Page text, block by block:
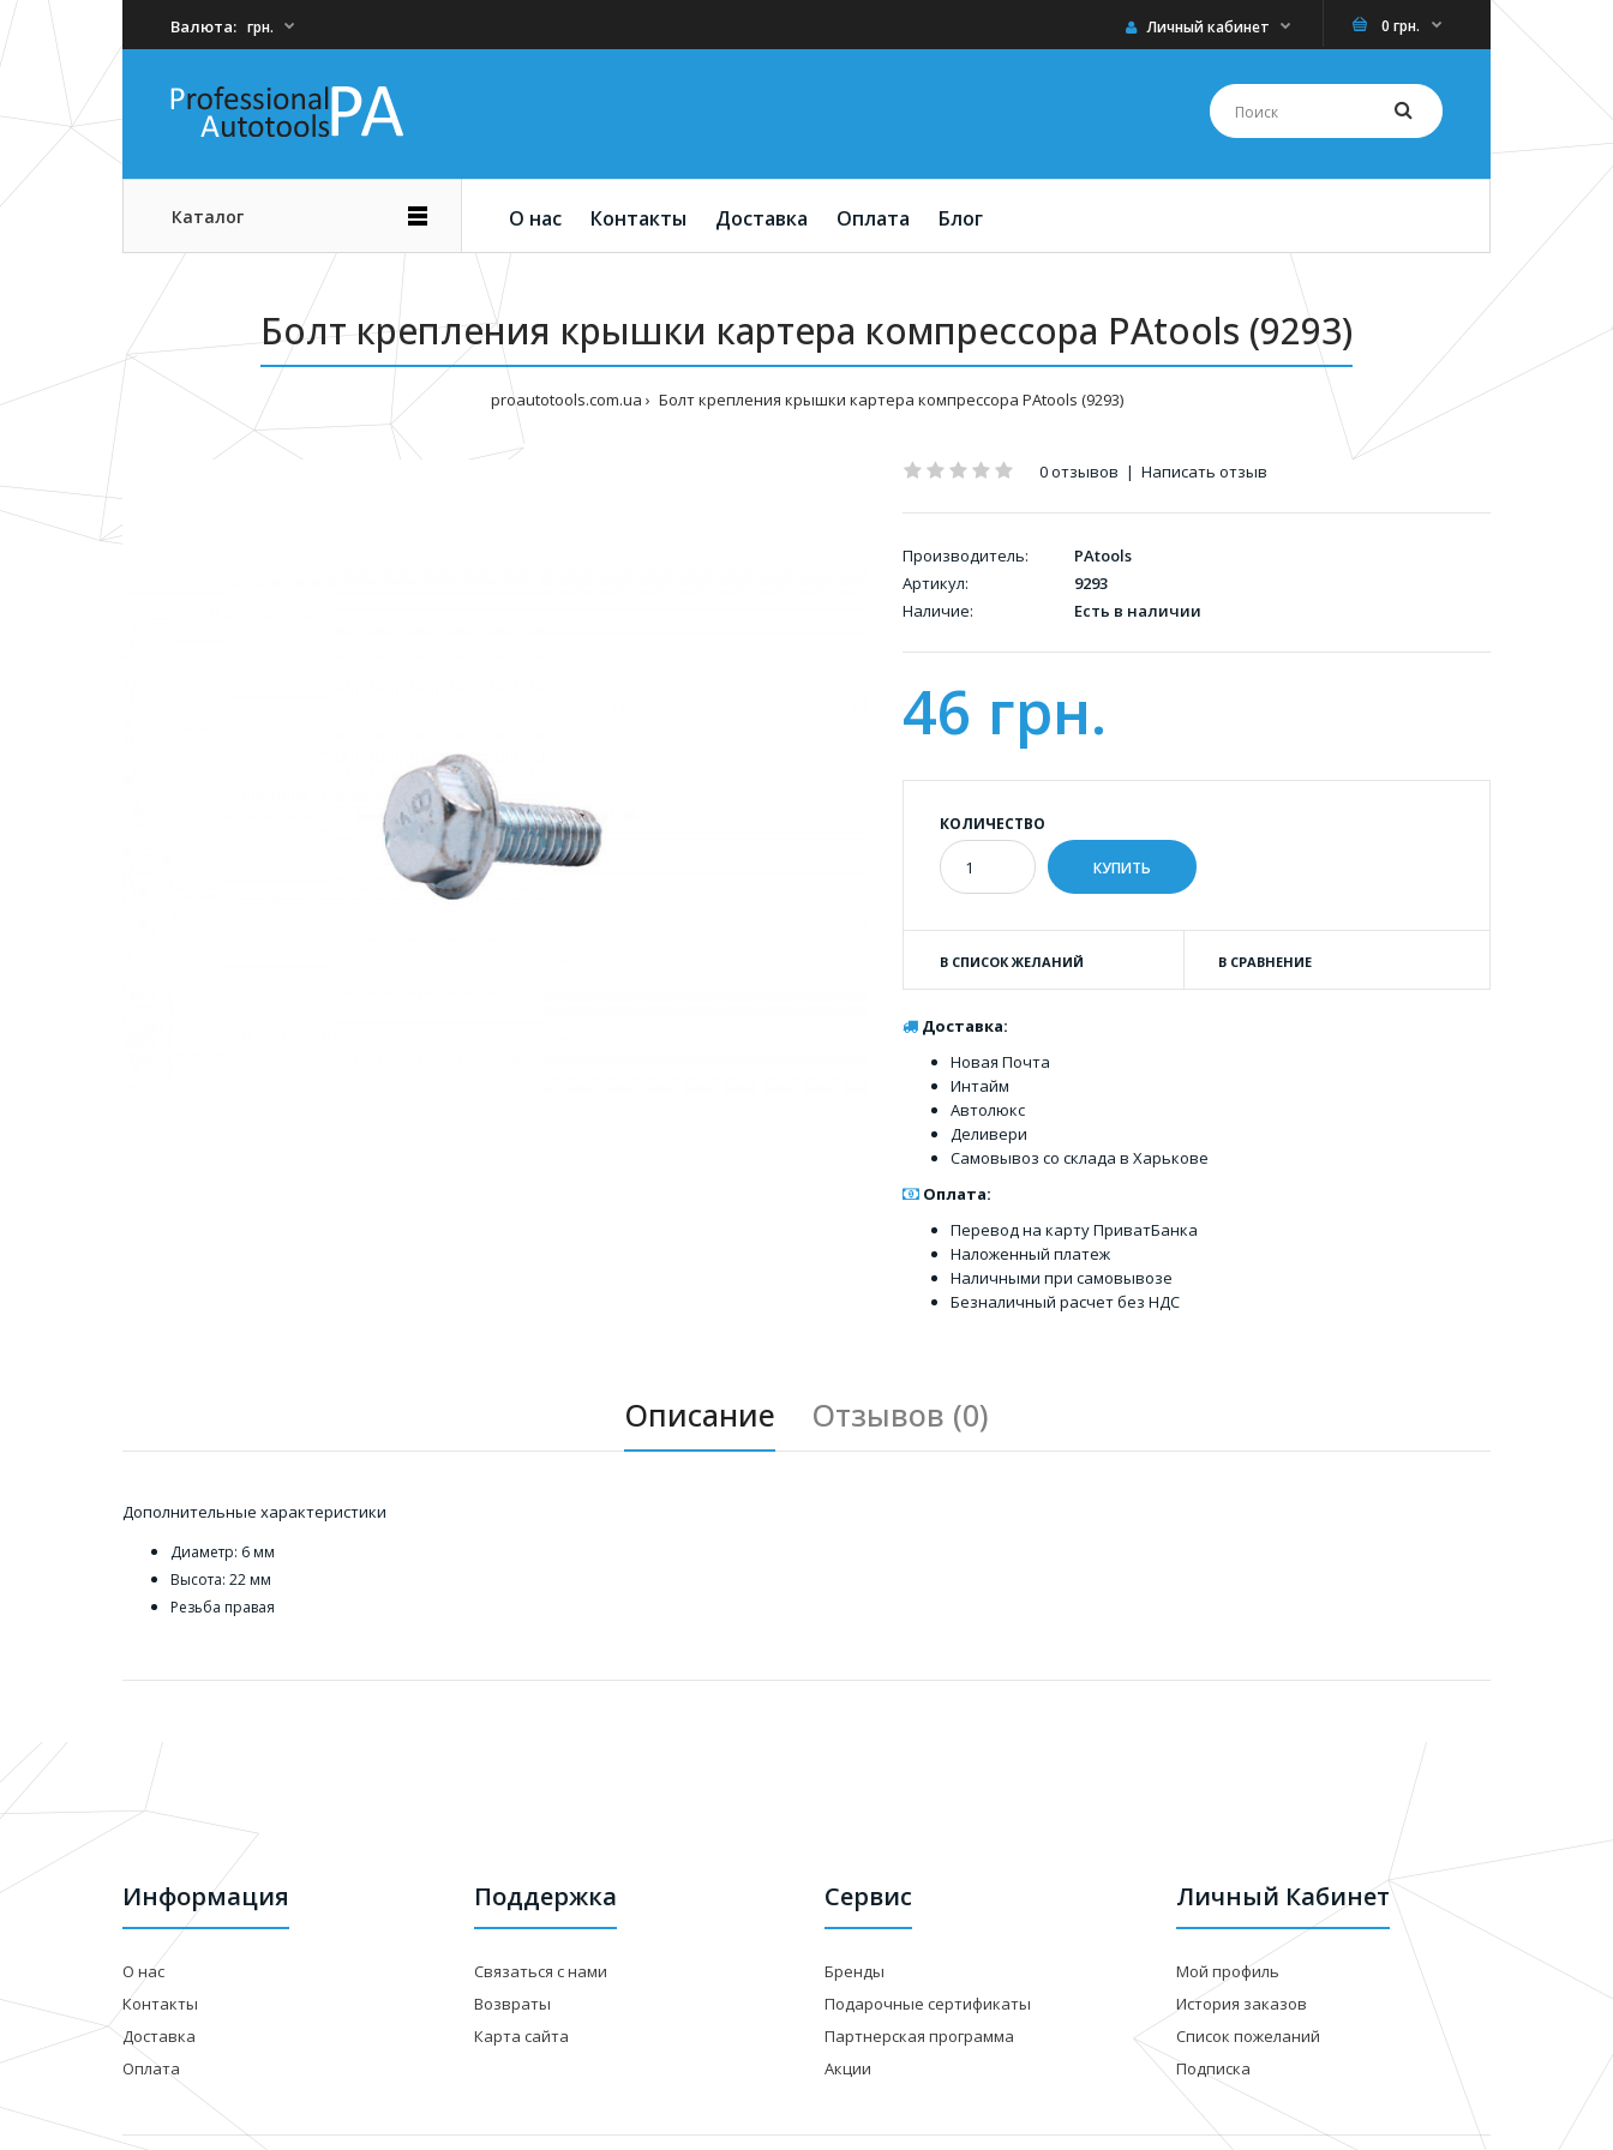
0 грн.
Личный кабинет
Валюта: грн.
Каталог О нас Контакты Доставка Оплата Блог
Болт крепления крышки картера компрессора PAtools (9293)
proautotools.com.ua Болт крепления крышки картера компрессора PAtools (9293)
0 отзывов | Написать отзыв
Производитель:
PAtools
Артикул:
9293
Наличие:
Есть в наличии
46 грн.
КОЛИЧЕСТВО
В СПИСОК ЖЕЛАНИЙ В СРАВНЕНИЕ
Доставка:
Новая Почта
Интайм
Автолюкс
Деливери
Самовывоз со склада в Харькове
Оплата:
Перевод на карту ПриватБанка
Наложенный платеж
Наличными при самовывозе
Безналичный расчет без НДС
Описание Отзывов (0)
Дополнительные характеристики
Диаметр: 6 мм
Высота: 22 мм
Резьба правая
Информация
О нас
Контакты
Доставка
Оплата
Поддержка
Связаться с нами
Возвраты
Карта сайта
Сервис
Бренды
Подарочные сертификаты
Партнерская программа
Акции
Личный Кабинет
Мой профиль
История заказов
Список пожеланий
Подписка